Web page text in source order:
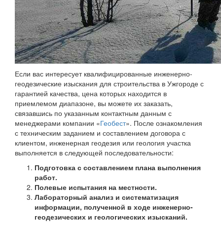
Если вас интересует квалифицированные инженерно-
геодезические изыскания для строительства в Ужгороде с
гарантией качества, цена которых находится в
приемлемом диапазоне, вы можете их заказать,
связавшись по указанным контактным данным с
менеджерами компании «Геобест». После ознакомления
с техническим заданием и составлением договора с
клиентом, инженерная геодезия или геология участка
выполняется в следующей последовательности:
Подготовка с составлением плана выполнения
работ.
Полевые испытания на местности.
Лабораторный анализ и систематизация
информации, полученной в ходе инженерно-
геодезических и геологических изысканий.